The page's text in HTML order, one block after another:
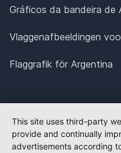
Gráficos da bandeira de
Vlaggenafbeeldingen
Flaggrafik för Argentina
This site uses third-party
provide and continually
advertisements according